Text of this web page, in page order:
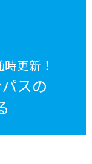
更新！
スの